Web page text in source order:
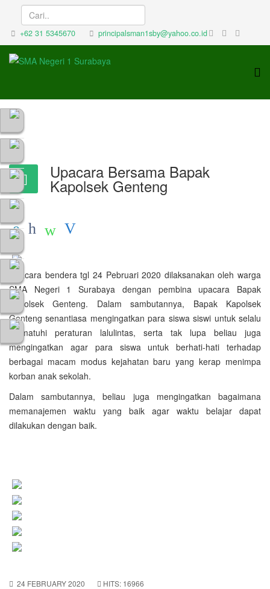
+62 31 5345670 principalsman1sby@yahoo.co.id
Upacara Bersama Bapak
Kapolsek Genteng
Upacara bendera tgl 24 Pebruari 2020 dilaksanakan oleh warga
SMA Negeri 1 Surabaya dengan pembina upacara Bapak
Kapolsek Genteng. Dalam sambutannya, Bapak Kapolsek
Genteng senantiasa mengingatkan para siswa siswi untuk selalu
mematuhi peraturan lalulintas, serta tak lupa beliau juga
mengingatkan agar para siswa untuk berhati-hati terhadap
berbagai macam modus kejahatan baru yang kerap menimpa
korban anak sekolah.
Dalam sambutannya, beliau juga mengingatkan bagaimana
memanajemen waktu yang baik agar waktu belajar dapat
dilakukan dengan baik.
24 FEBRUARY 2020 HITS: 16966